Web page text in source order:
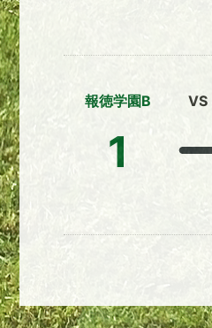
報徳学園B
1
VS